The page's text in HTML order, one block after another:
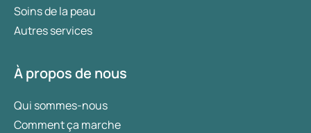
Soins de la peau
Autres services
À propos de nous
Qui sommes-nous
Comment ça marche